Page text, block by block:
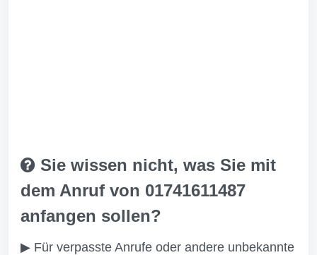
Sie wissen nicht, was Sie mit
dem Anruf von 01741611487
anfangen sollen?
▶ Für verpasste Anrufe oder andere unbekannte